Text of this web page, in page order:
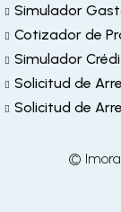
Simulador
Cotizador de
Simulador
Solicitud de
Solicitud de
©